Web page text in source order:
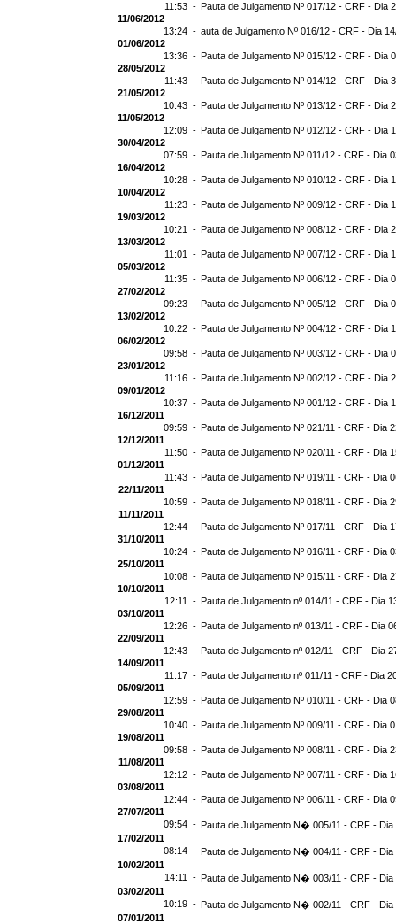
11:53 - Pauta de Julgamento Nº 017/12 - CRF - Dia
11/06/2012
13:24 - auta de Julgamento Nº 016/12 - CRF - Dia
01/06/2012
13:36 - Pauta de Julgamento Nº 015/12 - CRF - Dia
28/05/2012
11:43 - Pauta de Julgamento Nº 014/12 - CRF - Dia
21/05/2012
10:43 - Pauta de Julgamento Nº 013/12 - CRF - Dia
11/05/2012
12:09 - Pauta de Julgamento Nº 012/12 - CRF - Dia
30/04/2012
07:59 - Pauta de Julgamento Nº 011/12 - CRF - Dia
16/04/2012
10:28 - Pauta de Julgamento Nº 010/12 - CRF - Dia
10/04/2012
11:23 - Pauta de Julgamento Nº 009/12 - CRF - Dia
19/03/2012
10:21 - Pauta de Julgamento Nº 008/12 - CRF - Dia
13/03/2012
11:01 - Pauta de Julgamento Nº 007/12 - CRF - Dia
05/03/2012
11:35 - Pauta de Julgamento Nº 006/12 - CRF - Dia
27/02/2012
09:23 - Pauta de Julgamento Nº 005/12 - CRF - Dia
13/02/2012
10:22 - Pauta de Julgamento Nº 004/12 - CRF - Dia
06/02/2012
09:58 - Pauta de Julgamento Nº 003/12 - CRF - Dia
23/01/2012
11:16 - Pauta de Julgamento Nº 002/12 - CRF - Dia
09/01/2012
10:37 - Pauta de Julgamento Nº 001/12 - CRF - Dia
16/12/2011
09:59 - Pauta de Julgamento Nº 021/11 - CRF - Dia
12/12/2011
11:50 - Pauta de Julgamento Nº 020/11 - CRF - Dia
01/12/2011
11:43 - Pauta de Julgamento Nº 019/11 - CRF - Dia
22/11/2011
10:59 - Pauta de Julgamento Nº 018/11 - CRF - Dia
11/11/2011
12:44 - Pauta de Julgamento Nº 017/11 - CRF - Dia
31/10/2011
10:24 - Pauta de Julgamento Nº 016/11 - CRF - Dia
25/10/2011
10:08 - Pauta de Julgamento Nº 015/11 - CRF - Dia
10/10/2011
12:11 - Pauta de Julgamento nº 014/11 - CRF - Dia
03/10/2011
12:26 - Pauta de Julgamento nº 013/11 - CRF - Dia
22/09/2011
12:43 - Pauta de Julgamento nº 012/11 - CRF - Dia
14/09/2011
11:17 - Pauta de Julgamento nº 011/11 - CRF - Dia
05/09/2011
12:59 - Pauta de Julgamento Nº 010/11 - CRF - Dia
29/08/2011
10:40 - Pauta de Julgamento Nº 009/11 - CRF - Dia
19/08/2011
09:58 - Pauta de Julgamento Nº 008/11 - CRF - Dia
11/08/2011
12:12 - Pauta de Julgamento Nº 007/11 - CRF - Dia
03/08/2011
12:44 - Pauta de Julgamento Nº 006/11 - CRF - Dia
27/07/2011
09:54 - Pauta de Julgamento N� 005/11 - CRF - Dia
17/02/2011
08:14 - Pauta de Julgamento N� 004/11 - CRF - Dia
10/02/2011
14:11 - Pauta de Julgamento N� 003/11 - CRF - Dia
03/02/2011
10:19 - Pauta de Julgamento N� 002/11 - CRF - Dia
07/01/2011